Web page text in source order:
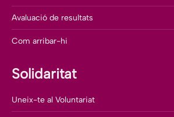
Avaluació de resultats
Com arribar-hi
Solidaritat
Uneix-te al Voluntariat